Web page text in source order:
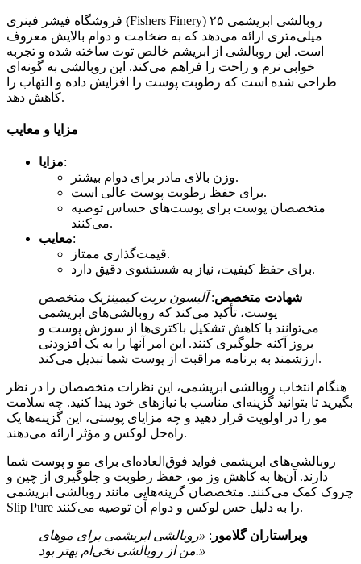
فروشگاه فیشر فینری (Fishers Finery) روبالشی ابریشمی ۲۵
میلی‌متری ارائه می‌دهد که به ضخامت و دوام بالایش معروف
است. این روبالشی از ابریشم خالص توت ساخته شده و تجربه
خوابی نرم و راحت را فراهم می‌کند. این روبالشی به گونه‌ای
طراحی شده است که رطوبت پوست را افزایش داده و التهاب را
کاهش دهد.
مزایا و معایب
مزایا:
وزن بالای مادر برای دوام بیشتر.
برای حفظ رطوبت پوست عالی است.
متخصصان پوست برای پوست‌های حساس توصیه
می‌کنند.
معایب:
قیمت‌گذاری ممتاز.
برای حفظ کیفیت، نیاز به شستشوی دقیق دارد.
شهادت متخصص:آلیسون بریت کیمینز یک متخصص
پوست، تأکید می‌کند که روبالشی‌های ابریشمی
می‌توانند با کاهش تشکیل باکتری‌ها از سوزش پوست و
بروز آکنه جلوگیری کنند. این امر آنها را به یک افزودنی
ارزشمند به برنامه مراقبت از پوست شما تبدیل می‌کند.
هنگام انتخاب روبالشی ابریشمی، این نظرات متخصصان را در نظر
بگیرید تا بتوانید گزینه‌ای مناسب با نیازهای خود پیدا کنید. چه سلامت
مو را در اولویت قرار دهید و چه مزایای پوستی، این گزینه‌ها یک
راه‌حل لوکس و مؤثر ارائه می‌دهند.
روبالشی‌های ابریشمی فواید فوق‌العاده‌ای برای مو و پوست شما
دارند. آن‌ها به کاهش وز مو، حفظ رطوبت و جلوگیری از چین و
چروک کمک می‌کنند. متخصصان گزینه‌هایی مانند روبالشی ابریشمی
Slip Pure را به دلیل حس لوکس و دوام آن توصیه می‌کنند.
ویراستاران گلامور : «روبالشی ابریشمی برای موهای
من از روبالشی نخی‌ام بهتر بود.»